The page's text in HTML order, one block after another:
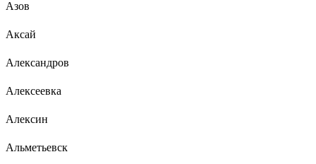
Азов
Аксай
Александров
Алексеевка
Алексин
Альметьевск